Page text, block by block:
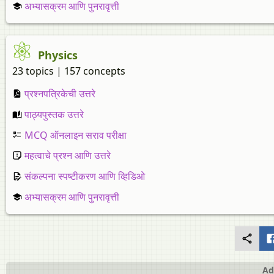
अभ्यासक्रम आणि पुनरावृत्ती
Physics
23 topics | 157 concepts
प्रश्नपत्रिकेची उत्तरे
पाठ्यपुस्तक उत्तरे
MCQ ऑनलाइन सराव परीक्षा
महत्वाचे प्रश्न आणि उत्तरे
संकल्पना स्पष्टीकरण आणि व्हिडिओ
अभ्यासक्रम आणि पुनरावृत्ती